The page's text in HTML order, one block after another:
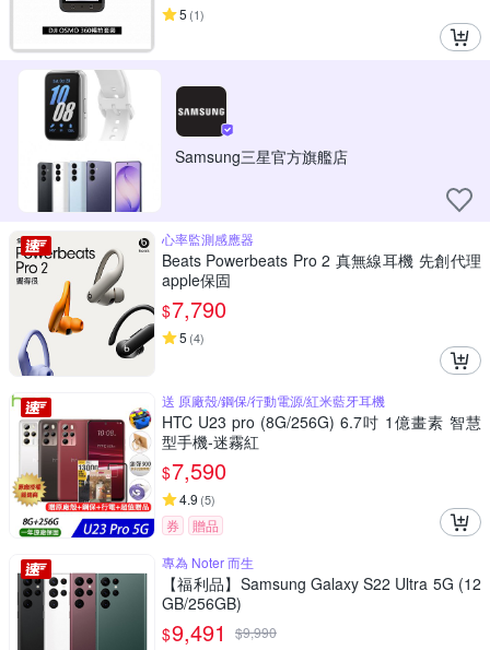
5 (1)
Samsung三星官方旗艦店
心率監測感應器
Beats Powerbeats Pro 2 真無線耳機 先創代理
apple保固
$7,790
5 (4)
送 原廠殼/鋼保/行動電源/紅米藍牙耳機
HTC U23 pro (8G/256G) 6.7吋 1億畫素 智慧
型手機-迷霧紅
$7,590
4.9 (5)
券
贈品
專為 Noter 而生
【福利品】Samsung Galaxy S22 Ultra 5G (12
GB/256GB)
$9,491 $9,990